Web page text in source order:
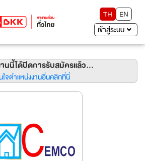
TH
EN
เข้าสู่ระบบ
นนี้ได้ปิดการรับสมัครแล้ว...
ใจตำแหน่งงานอื่นคลิกที่นี่